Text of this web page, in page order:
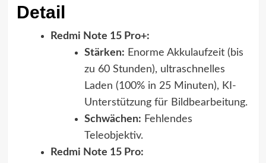
Detail
Redmi Note 15 Pro+:
Stärken: Enorme Akkulaufzeit (bis
zu 60 Stunden), ultraschnelles
Laden (100% in 25 Minuten), KI-
Unterstützung für Bildbearbeitung.
Schwächen: Fehlendes
Teleobjektiv.
Redmi Note 15 Pro: